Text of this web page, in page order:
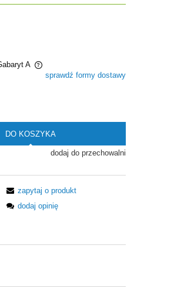
A
sprawdź formy dostawy
DO KOSZYKA
dodaj do przechowalni
zapytaj o produkt
dodaj opinię